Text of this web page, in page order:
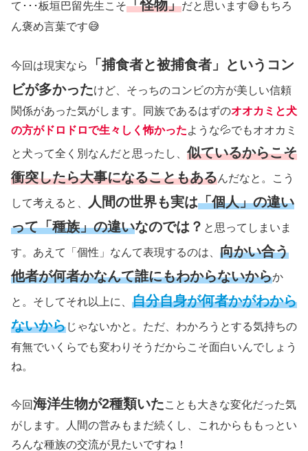
て･･･板垣巴留先生こそ「怪物」だと思います😅もちろ
ん褒め言葉です😅
今回は現実なら
「捕食者と被捕食者」というコン
ビが多かったけど、そっちのコンビの方が美しい信頼
関係があった気がします。同族であるはずのオオカミと犬
の方がドロドロで生々しく怖かったような💦でもオオカミ
と犬って全く別なんだと思ったし、 似ているからこそ
衝突したら大事になることもあるんだなと。こう
して考えると、 人間の世界も実は「個人」の違い
って「種族」の違いなのでは？ と思ってしまいま
す。あえて「個性」なんて表現するのは、 向かい合う
他者が何者かなんて誰にもわからないからか
と。そしてそれ以上に、 自分自身が何者かがわから
ないからじゃないかと。ただ、わかろうとする気持ちの
有無でいくらでも変わりそうだからこそ面白いんでしょう
ね。
今回海洋生物が2種類いたことも大きな変化だった気
がします。人間の営みもまだ続くし、これからももっとい
ろんな種族の交流が見たいですね！